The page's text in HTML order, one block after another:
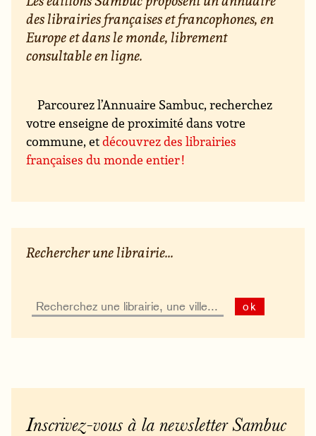
des librairies françaises et francophones, en
Europe et dans le monde, librement
consultable en ligne.
Parcourez l’Annuaire Sambuc, recherchez
votre enseigne de proximité dans votre
commune, etdécouvrez des librairies
françaises du monde entier !
Rechercher une librairie...
ok
Inscrivez-vous à la newsletter Sambuc